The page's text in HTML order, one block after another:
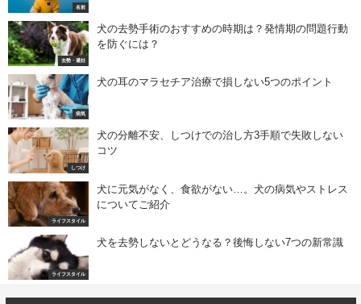
名前
去勢・避妊
犬の去勢手術のおすすめの時期は？発情期の問題行動
を防ぐには？
病気
犬の耳のマラセチア治療で損しない5つのポイント
しつけ
犬の分離不安、しつけでの治し方3手順で失敗しない
コツ
ライフスタイル
犬に元気がなく、食欲がない…。犬の病気やストレス
についてご紹介
ライフスタイル
犬を去勢しないとどうなる？後悔しない7つの新常識